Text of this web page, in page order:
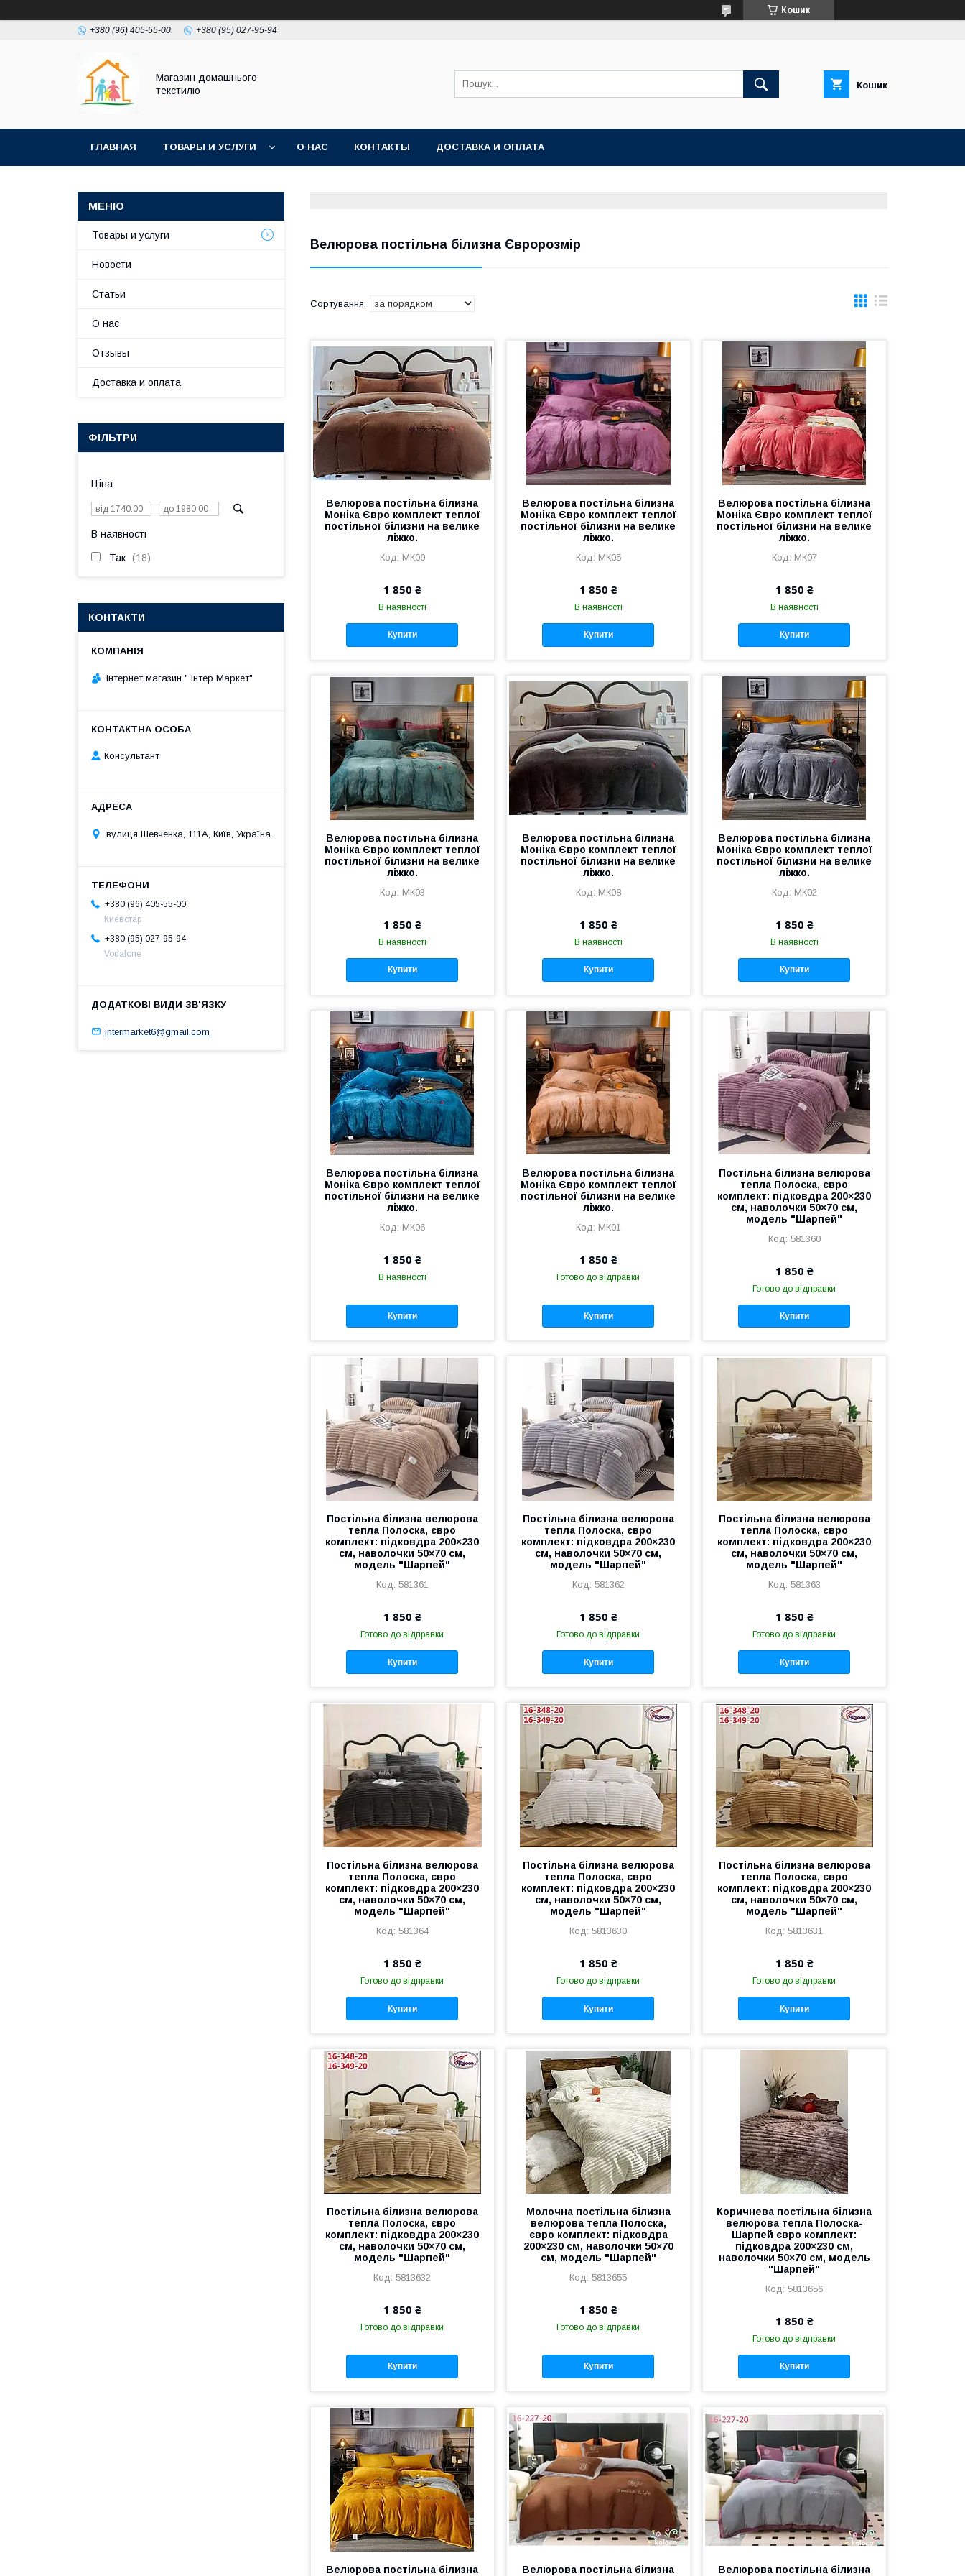
Кошик
+380 (96) 405-55-00 +380 (95) 027-95-94
Магазин домашнього
текстилю
Кошик
ГЛАВНАЯ ТОВАРЫ И УСЛУГИ О НАС КОНТАКТЫ ДОСТАВКА И ОПЛАТА
Велюрова постільна білизна Євророзмір
Велюрова постільна білизна
Моніка Євро комплект теплої
постільної білизни на велике
ліжко.
МК09
1 850 ₴
В наявності
Купити
Велюрова постільна білизна
Моніка Євро комплект теплої
постільної білизни на велике
ліжко.
МК05
1 850 ₴
В наявності
Купити
Велюрова постільна білизна
Моніка Євро комплект теплої
постільної білизни на велике
ліжко.
МК07
1 850 ₴
В наявності
Купити
Велюрова постільна білизна
Моніка Євро комплект теплої
постільної білизни на велике
ліжко.
МК03
1 850 ₴
В наявності
Купити
Велюрова постільна білизна
Моніка Євро комплект теплої
постільної білизни на велике
ліжко.
МК08
1 850 ₴
В наявності
Купити
Велюрова постільна білизна
Моніка Євро комплект теплої
постільної білизни на велике
ліжко.
МК02
1 850 ₴
В наявності
Купити
Велюрова постільна білизна
Моніка Євро комплект теплої
постільної білизни на велике
ліжко.
МК06
1 850 ₴
В наявності
Купити
Велюрова постільна білизна
Моніка Євро комплект теплої
постільної білизни на велике
ліжко.
МК01
1 850 ₴
Готово до відправки
Купити
Постільна білизна велюрова
тепла Полоска, євро
комплект: підковдра 200×230
см, наволочки 50×70 см,
модель "Шарпей"
581360
1 850 ₴
Готово до відправки
Купити
Постільна білизна велюрова
тепла Полоска, євро
комплект: підковдра 200×230
см, наволочки 50×70 см,
модель "Шарпей"
581361
1 850 ₴
Готово до відправки
Купити
Постільна білизна велюрова
тепла Полоска, євро
комплект: підковдра 200×230
см, наволочки 50×70 см,
модель "Шарпей"
581362
1 850 ₴
Готово до відправки
Купити
Постільна білизна велюрова
тепла Полоска, євро
комплект: підковдра 200×230
см, наволочки 50×70 см,
модель "Шарпей"
581363
1 850 ₴
Готово до відправки
Купити
Постільна білизна велюрова
тепла Полоска, євро
комплект: підковдра 200×230
см, наволочки 50×70 см,
модель "Шарпей"
581364
1 850 ₴
Готово до відправки
Купити
Постільна білизна велюрова
тепла Полоска, євро
комплект: підковдра 200×230
см, наволочки 50×70 см,
модель "Шарпей"
5813630
1 850 ₴
Готово до відправки
Купити
Постільна білизна велюрова
тепла Полоска, євро
комплект: підковдра 200×230
см, наволочки 50×70 см,
модель "Шарпей"
5813631
1 850 ₴
Готово до відправки
Купити
Постільна білизна велюрова
тепла Полоска, євро
комплект: підковдра 200×230
см, наволочки 50×70 см,
модель "Шарпей"
5813632
1 850 ₴
Готово до відправки
Купити
Молочна постільна білизна
велюрова тепла Полоска,
євро комплект: підковдра
200×230 см, наволочки 50×70
см, модель "Шарпей"
5813655
1 850 ₴
Готово до відправки
Купити
Коричнева постільна білизна
велюрова тепла Полоска-
Шарпей євро комплект:
підковдра 200×230 см,
наволочки 50×70 см, модель
"Шарпей"
5813656
1 850 ₴
Готово до відправки
Купити
Велюрова постільна білизна
Велюрова постільна білизна
Велюрова постільна білизна
Товары и услуги
Новости
Статьи
О нас
Отзывы
Доставка и оплата
ФІЛЬТРИ
Ціна
В наявності
Так 18
КОНТАКТИ
інтернет магазин " Інтер Маркет"
Консультант
вулиця Шевченка, 111A, Київ, Україна
+380 (96) 405-55-00
Киевстар
+380 (95) 027-95-94
Vodafone
intermarket6@gmail.com